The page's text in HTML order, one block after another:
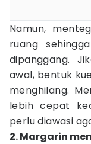
Namun,
ruang
dipanggang.
awal, bentuk
menghilang.
lebih cepat
perlu diawasi
2. Margarin